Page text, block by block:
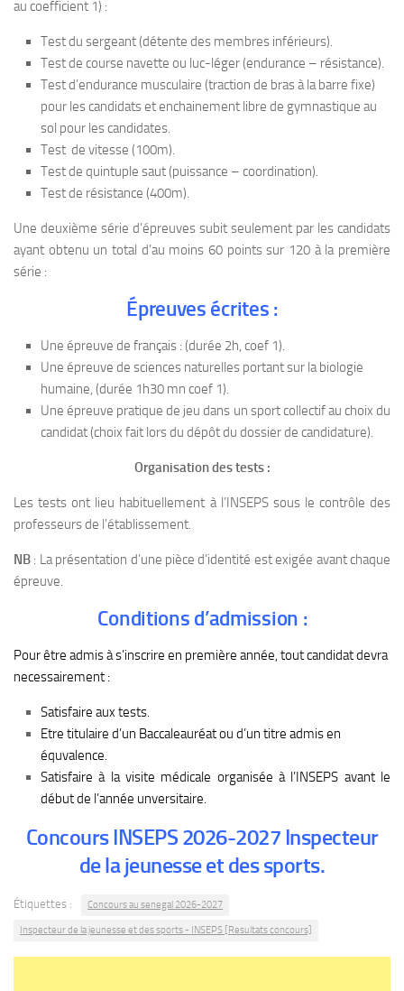
au coefficient 1) :
Test du sergeant (détente des membres inférieurs).
Test de course navette ou luc-léger (endurance – résistance).
Test d’endurance musculaire (traction de bras à la barre fixe)
pour les candidats et enchainement libre de gymnastique au
sol pour les candidates.
Test de vitesse (100m).
Test de quintuple saut (puissance – coordination).
Test de résistance (400m).
Une deuxième série d’épreuves subit seulement par les candidats
ayant obtenu un total d’au moins 60 points sur 120 à la première
série :
Épreuves écrites :
Une épreuve de français : (durée 2h, coef 1).
Une épreuve de sciences naturelles portant sur la biologie
humaine, (durée 1h30 mn coef 1).
Une épreuve pratique de jeu dans un sport collectif au choix du
candidat (choix fait lors du dépôt du dossier de candidature).
Organisation des tests :
Les tests ont lieu habituellement à l’INSEPS sous le contrôle des
professeurs de l’établissement.
NB : La présentation d’une pièce d’identité est exigée avant chaque
épreuve.
Conditions d’admission :
Pour être admis à s’inscrire en première année, tout candidat devra
necessairement :
Satisfaire aux tests.
Etre titulaire d’un Baccaleauréat ou d’un titre admis en
équvalence.
Satisfaire à la visite médicale organisée à l’INSEPS avant le
début de l’année unversitaire.
Concours INSEPS 2026-2027 Inspecteur
de la jeunesse et des sports.
Étiquettes : Concours au senegal 2026-2027
Inspecteur de la jeunesse et des sports - INSEPS [Resultats concours]